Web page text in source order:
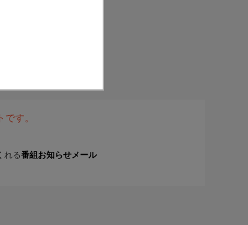
す。
れる番組お知らせメール